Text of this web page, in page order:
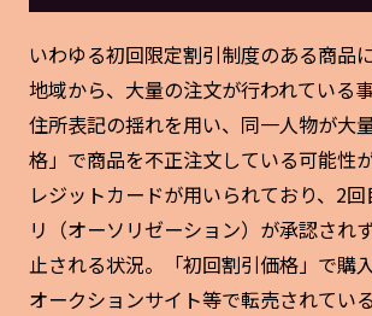
いわゆる初回限定割引制度のある商品
地域から、大量の注文が行われている
住所表記の揺れを用い、同一人物が大
格」で商品を不正注文している可能性
レジットカードが用いられており、2
リ（オーソリゼーション）が承認され
止される状況。「初回割引価格」で購
オークションサイト等で転売されてい